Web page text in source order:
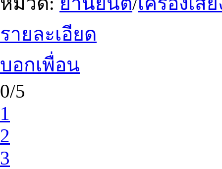
รายละเอียด
บอกเพื่อน
0/5
1
2
3